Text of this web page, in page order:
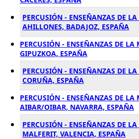
PERCUSIÓN - ENSEÑANZAS DE
AHILLONES, BADAJOZ, ESPAÑA
PERCUSIÓN - ENSEÑANZAS DE
GIPUZKOA, ESPAÑA
PERCUSIÓN - ENSEÑANZAS DE
CORUÑA, ESPAÑA
PERCUSIÓN - ENSEÑANZAS DE LA
AIBAR/OIBAR, NAVARRA, ESPAÑA
PERCUSIÓN - ENSEÑANZAS DE
MALFERIT, VALENCIA, ESPAÑA